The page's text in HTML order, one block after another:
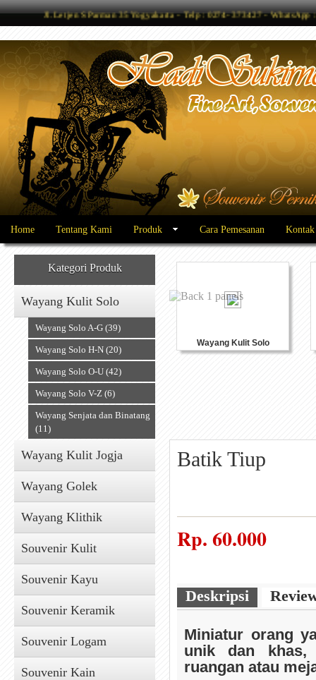
Jl. Letjen S Parman 35 Yogyakarta - Telp : 0274- 373427 -
Home Tentang Kami Produk Cara Pemesanan
Kategori Produk
Wayang Kulit Solo
Wayang Solo A-G (39)
Wayang Solo H-N (20)
Wayang Solo O-U (42)
Wayang Solo V-Z (6)
Wayang Senjata dan Binatang
(11)
Wayang Kulit Jogja
Wayang Golek
Wayang Klithik
Souvenir Kulit
Souvenir Kayu
Souvenir Keramik
Souvenir Logam
Souvenir Kain
Wayang Kulit Solo
Batik Tiup
Rp.60.000
Deskripsi
Miniatur orang
unik dan khas,
ruangan atau